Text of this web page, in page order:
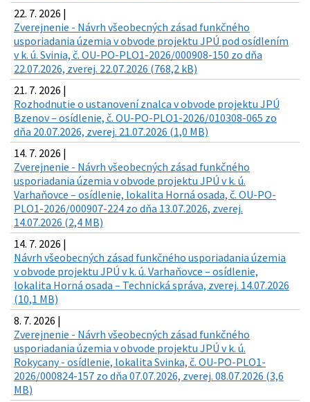
22. 7. 2026 |
Zverejnenie - Návrh všeobecných zásad funkčného
usporiadania územia v obvode projektu JPÚ pod osídlením
v k. ú. Svinia, č. OU-PO-PLO1-2026/000908-150 zo dňa
22.07.2026, zverej. 22.07.2026 (768,2 kB)
21. 7. 2026 |
Rozhodnutie o ustanovení znalca v obvode projektu JPÚ
Bzenov – osídlenie, č. OU-PO-PLO1-2026/010308-065 zo
dňa 20.07.2026, zverej. 21.07.2026 (1,0 MB)
14. 7. 2026 |
Zverejnenie - Návrh všeobecných zásad funkčného
usporiadania územia v obvode projektu JPÚ v k. ú.
Varhaňovce – osídlenie, lokalita Horná osada, č. OU-PO-
PLO1-2026/000907-224 zo dňa 13.07.2026, zverej.
14.07.2026 (2,4 MB)
14. 7. 2026 |
Návrh všeobecných zásad funkčného usporiadania územia
v obvode projektu JPÚ v k. ú. Varhaňovce – osídlenie,
lokalita Horná osada – Technická správa, zverej. 14.07.2026
(10,1 MB)
8. 7. 2026 |
Zverejnenie - Návrh všeobecných zásad funkčného
usporiadania územia v obvode projektu JPÚ v k. ú.
Rokycany - osídlenie, lokalita Svinka, č. OU-PO-PLO1-
2026/000824-157 zo dňa 07.07.2026, zverej. 08.07.2026 (3,6
MB)